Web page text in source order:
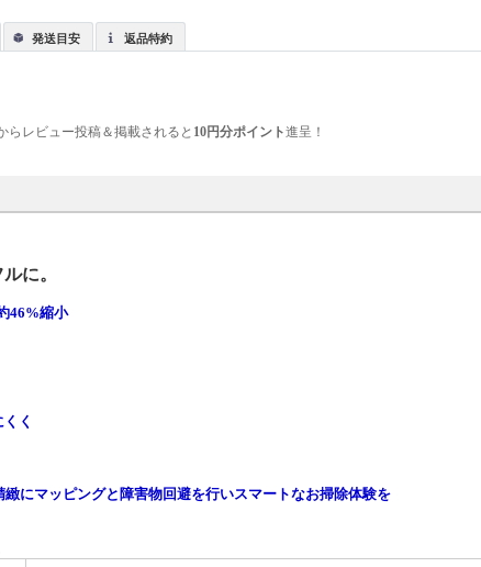
発送目安 返品特約
らレビュー投稿＆掲載されると 10円分ポイント進呈！
に。
46%縮小
く
にマッピングと障害物回避を行いスマートなお掃除体験を